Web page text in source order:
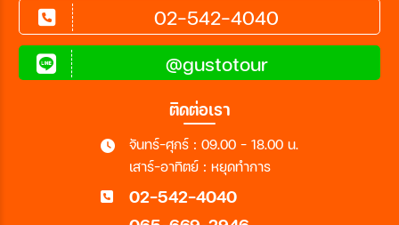
02-542-4040
@gustotour
ติดต่อเรา
จันทร์-ศุกร์ : 09.00 - 18.00 น.
เสาร์-อาทิตย์ : หยุดทำการ
02-542-4040